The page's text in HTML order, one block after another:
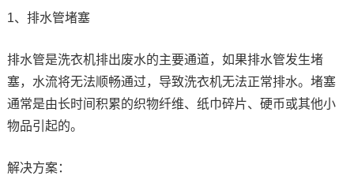
1、排水管堵塞
排水管是洗衣机排出废水的主要通道，如果排水管发生堵
塞，水流将无法顺畅通过，导致洗衣机无法正常排水。堵塞
通常是由长时间积累的织物纤维、纸巾碎片、硬币或其他小
物品引起的。
解决方案：